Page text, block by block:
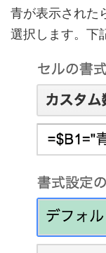
青が表示された
選択します。下